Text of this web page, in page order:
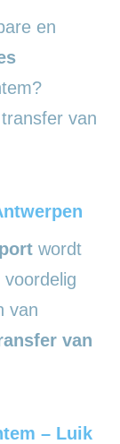
en
van
wordt
van
van
– Luik